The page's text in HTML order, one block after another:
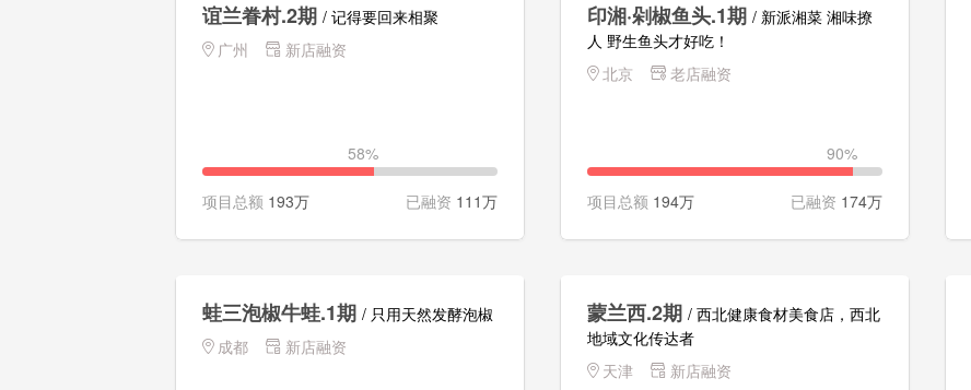
谊兰眷村.2期 / 记得要回来相聚
广州
新店融资
58%
项目总额 193万 已融资 111万
印湘·剁椒鱼头.1期 / 新派湘菜 湘味撩
人 野生鱼头才好吃！
北京
老店融资
90%
项目总额 194万 已融资 174万
蛙三泡椒牛蛙.1期 / 只用天然发酵泡椒
成都
新店融资
蒙兰西.2期 / 西北健康食材美食店，西北
地域文化传达者
天津
新店融资